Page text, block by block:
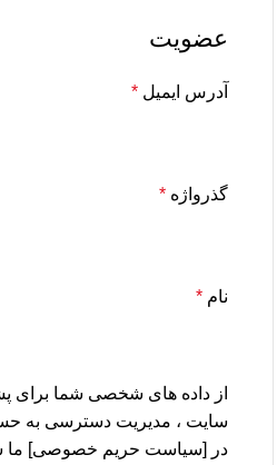
عضویت
آدرس ایمیل *
گذرواژه *
نام *
از داده های شخصی شما برای
سایت ، مدیریت دسترسی به
در [سیاست حریم خصوصی] ما